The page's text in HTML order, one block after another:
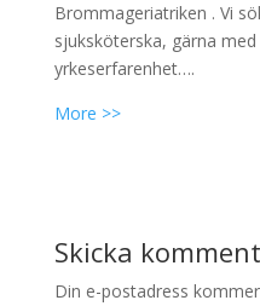
Brommageriatriken . Vi
sjuksköterska, gärna
yrkeserfarenhet….
More >>
Skicka
Din e-postadress